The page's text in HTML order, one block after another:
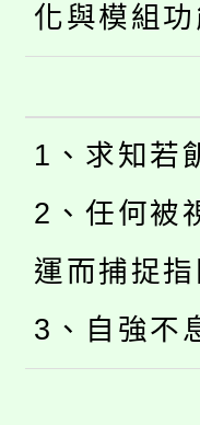
化與模組功
1、求知若
2、任何被
運而捕捉
3、自強不